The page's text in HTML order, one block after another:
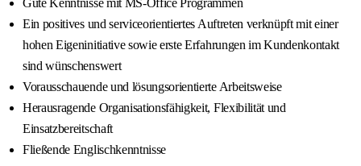
Gute Kenntnisse mit MS-Office Programmen
Ein positives und serviceorientiertes Auftreten verknüpft mit einer
hohen Eigeninitiative sowie erste Erfahrungen im Kundenkontakt
sind wünschenswert
Vorausschauende und lösungsorientierte Arbeitsweise
Herausragende Organisationsfähigkeit, Flexibilität und
Einsatzbereitschaft
Fließende Englischkenntnisse